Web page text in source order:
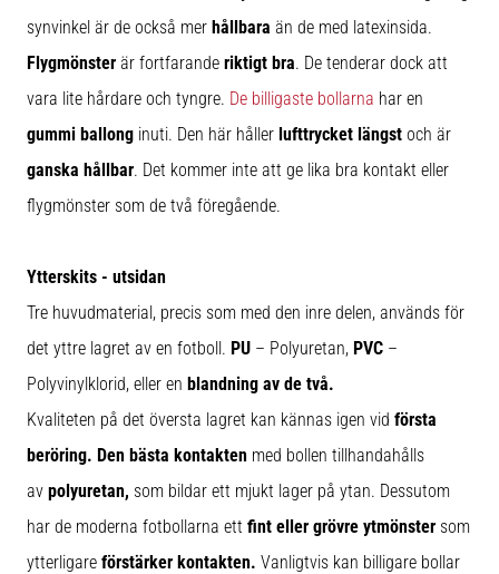
synvinkel är de också mer hållbara än de med latexinsida.
Flygmönster är fortfarande riktigt bra. De tenderar dock att
vara lite hårdare och tyngre. De billigaste bollarna har en
gummi ballong inuti. Den här håller lufttrycket längst och är
ganska hållbar. Det kommer inte att ge lika bra kontakt eller
flygmönster som de två föregående.
Ytterskits - utsidan
Tre huvudmaterial, precis som med den inre delen, används för
det yttre lagret av en fotboll. PU – Polyuretan, PVC –
Polyvinylklorid, eller en blandning av de två.
Kvaliteten på det översta lagret kan kännas igen vid första
beröring. Den bästa kontakten med bollen tillhandahålls
av polyuretan, som bildar ett mjukt lager på ytan. Dessutom
har de moderna fotbollarna ett fint eller grövre ytmönster som
ytterligare förstärker kontakten. Vanligtvis kan billigare bollar